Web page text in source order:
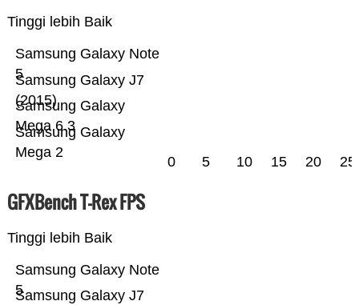
Tinggi lebih Baik
Samsung Galaxy
Mega 2
Samsung Galaxy
Mega 6.3
Samsung Galaxy J7
(2015)
Samsung Galaxy Note
5
0 5 10 15 20 25
GFXBench T-Rex FPS
Tinggi lebih Baik
Samsung Galaxy J7
Samsung Galaxy Note
5